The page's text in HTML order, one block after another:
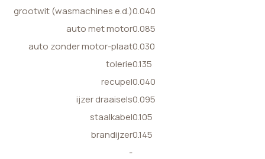
grootwit (wasmachines e.d.)0.040
auto met motor0.085
auto zonder motor-plaat0.030
tolerie0.135
recupel0.040
ijzer draaisels0.095
staalkabel0.105
brandijzer0.145
-